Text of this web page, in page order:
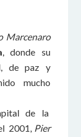
Marcenaro
, donde su
de paz y
mucho
de la
2001, Pier